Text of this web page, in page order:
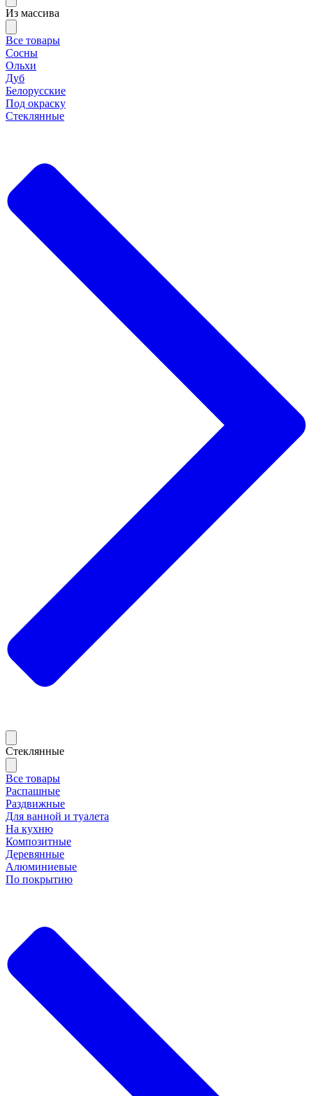
Из массива
Все товары
Сосны
Ольхи
Дуб
Белорусские
Под окраску
Стеклянные
Стеклянные
Все товары
Распашные
Раздвижные
Для ванной и туалета
На кухню
Композитные
Деревянные
Алюминиевые
По покрытию